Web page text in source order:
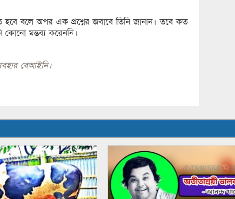
হবে বলে অপর এক প্রশ্নের জবাবে তিনি জানান। তবে কত
কোনো মন্তব্য করেননি।
বেআইনি।